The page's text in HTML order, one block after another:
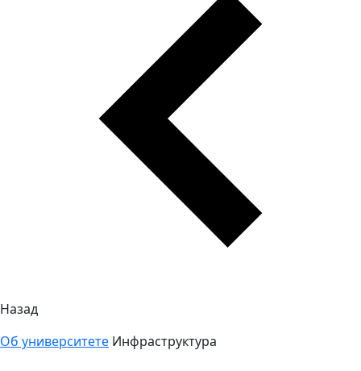
Назад
Об университете Инфраструктура